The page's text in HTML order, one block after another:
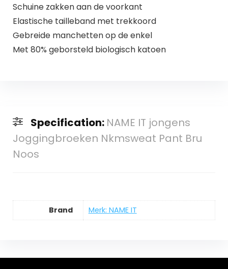
Schuine zakken aan de voorkant
Elastische tailleband met trekkoord
Gebreide manchetten op de enkel
Met 80% geborsteld biologisch katoen
Specification: NAME IT jongens
Joggingbroeken Nkmsweat Pant Bru
Noos
Brand Merk: NAME IT